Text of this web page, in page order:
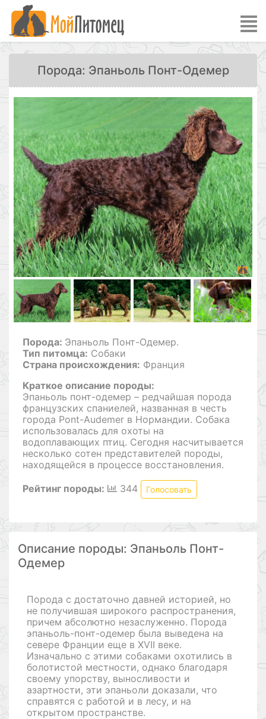
Порода: Эпаньоль Понт-Одемер
Порода: Эпаньоль Понт-Одемер.
Тип питомца: Собаки
Страна происхождения: Франция
Краткое описание породы:
Эпаньоль понт-одемер – редчайшая порода
французских спаниелей, названная в честь
города Pont-Audemer в Нормандии. Собака
использовалась для охоты на
водоплавающих птиц. Сегодня насчитывается
несколько сотен представителей породы,
находящейся в процессе восстановления.
Рейтинг породы:
344 Голосовать
Описание породы: Эпаньоль Понт-
Одемер
Порода с достаточно давней историей, но
не получившая широкого распространения,
причем абсолютно незаслуженно. Порода
эпаньоль-понт-одемер была выведена на
севере Франции еще в XVII веке.
Изначально с этими собаками охотились в
болотистой местности, однако благодаря
своему упорству, выносливости и
азартности, эти эпаньоли доказали, что
справятся с работой и в лесу, и на
открытом пространстве.